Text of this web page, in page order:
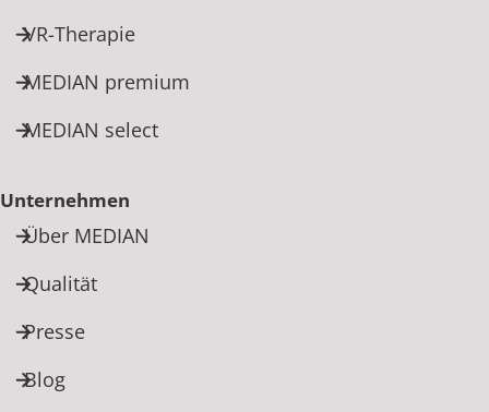
VR-Therapie
MEDIAN premium
MEDIAN select
Unternehmen
Über MEDIAN
Qualität
Presse
Blog